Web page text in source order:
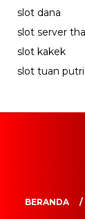
slot dana
slot server
slot kakek
slot tuan putri
BERANDA